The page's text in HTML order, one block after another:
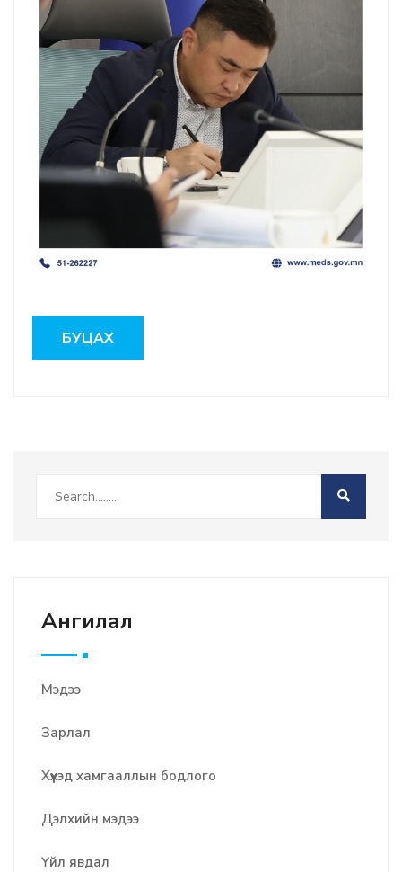
БУЦАХ
Ангилал
Мэдээ
Зарлал
Хүүхэд хамгааллын бодлого
Дэлхийн мэдээ
Үйл явдал